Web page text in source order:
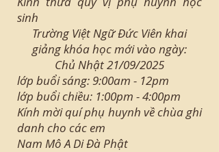
sinh
Trường Việt Ngữ Đức Viên khai
giảng khóa học mới vào ngày:
Chủ Nhật 21/09/2025
lớp buổi sáng: 9:00am - 12pm
lớp buổi chiều: 1:00pm - 4:00pm
Kính mời quí phụ huynh về chùa ghi
danh cho các em
Nam Mô A Di Đà Phật